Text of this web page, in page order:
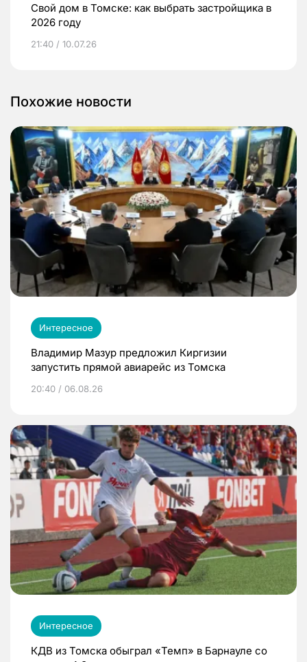
Свой дом в Томске: как выбрать застройщика в
2026 году
21:40 / 10.07.26
Похожие новости
Интересное
Владимир Мазур предложил Киргизии
запустить прямой авиарейс из Томска
20:40 / 06.08.26
Интересное
КДВ из Томска обыграл «Темп» в Барнауле со